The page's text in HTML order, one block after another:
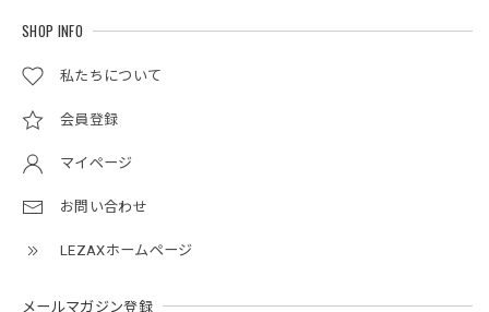
SHOP INFO
私たちについて
会員登録
マイページ
お問い合わせ
LEZAXホームページ
メールマガジン登録